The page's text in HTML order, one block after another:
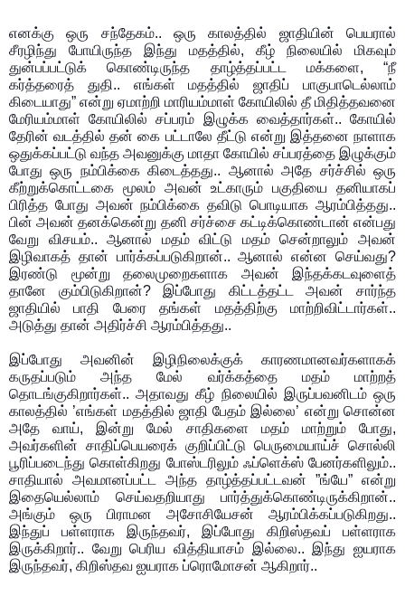
எனக்கு ஒரு சந்தேகம்.. ஒரு காலத்தில் ஜாதியின் பெயரால்
சீரழிந்து போயிருந்த இந்து மதத்தில், கீழ் நிலையில் மிகவும்
துன்பப்பட்டுக் கொண்டிருந்த தாழ்த்தப்பட்ட மக்களை, “நீ
கர்த்தரைத் துதி.. எங்கள் மதத்தில் ஜாதிப் பாகுபாடெல்லாம்
கிடையாது” என்று ஏமாற்றி மாரியம்மாள் கோயிலில் தீ மிதித்தவனை
மேரியம்மாள் கோயிலில் சப்பரம் இழுக்க வைத்தார்கள்.. கோயில்
தேரின் வடத்தில் தன் கை பட்டாலே தீட்டு என்று இத்தனை நாளாக
ஒதுக்கப்பட்டு வந்த அவனுக்கு மாதா கோயில் சப்பரத்தை இழுக்கும்
போது ஒரு நம்பிக்கை கிடைத்தது.. ஆனால் அதே சர்ச்சில் ஒரு
கீற்றுக்கொட்டகை மூலம் அவன் உட்காரும் பகுதியை தனியாகப்
பிரித்த போது அவன் நம்பிக்கை தவிடு பொடியாக ஆரம்பித்தது..
பின் அவன் தனக்கென்று தனி சர்ச்சை கட்டிக்கொண்டான் என்பது
வேறு விசயம்.. ஆனால் மதம் விட்டு மதம் சென்றாலும் அவன்
இழிவாகத் தான் பார்க்கப்படுகிறான்.. ஆனால் என்ன செய்வது?
இரண்டு மூன்று தலைமுறைகளாக அவன் இந்தக்கடவுளைத்
தானே கும்பிடுகிறான்? இப்போது கிட்டத்தட்ட அவன் சார்ந்த
ஜாதியில் பாதி பேரை தங்கள் மதத்திற்கு மாற்றிவிட்டார்கள்..
அடுத்து தான் அதிர்ச்சி ஆரம்பித்தது..
இப்போது அவனின் இழிநிலைக்குக் காரணமானவர்களாகக்
கருதப்படும் அந்த மேல் வர்க்கத்தை மதம் மாற்றத்
தொடங்குகிறார்கள்.. அதாவது கீழ் நிலையில் இருப்பவனிடம் ஒரு
காலத்தில் ’எங்கள் மதத்தில் ஜாதி பேதம் இல்லை’ என்று சொன்ன
அதே வாய், இன்று மேல் சாதிகளை மதம் மாற்றும் போது,
அவர்களின் சாதிப்பெயரைக் குறிப்பிட்டு பெருமையாய்ச் சொல்லி
பூரிப்படைந்து கொள்கிறது போஸ்டரிலும் ஃப்ளெக்ஸ் பேனர்களிலும்..
சாதியால் அவமானப்பட்ட அந்த தாழ்த்தப்பட்டவன் ”ங்யே” என்று
இதையெல்லாம் செய்வதறியாது பார்த்துக்கொண்டிருக்கிறான்..
அங்கும் ஒரு பிராமன அசோசியேசன் ஆரம்பிக்கப்படுகிறது..
இந்துப் பள்ளராக இருந்தவர், இப்போது கிறிஸ்தவப் பள்ளராக
இருக்கிறார்.. வேறு பெரிய வித்தியாசம் இல்லை.. இந்து ஐயராக
இருந்தவர், கிறிஸ்தவ ஐயராக ப்ரொமோசன் ஆகிறார்..